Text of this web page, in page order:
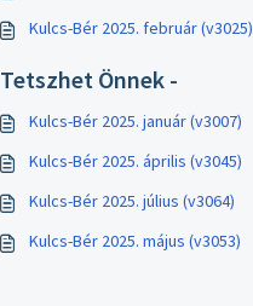
Kulcs-Bér 2025. február (v3025)
Tetszhet Önnek -
Kulcs-Bér 2025. január (v3007)
Kulcs-Bér 2025. április (v3045)
Kulcs-Bér 2025. július (v3064)
Kulcs-Bér 2025. május (v3053)